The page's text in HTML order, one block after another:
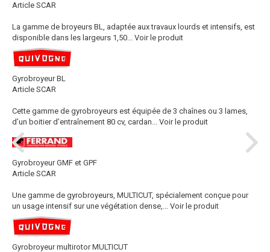
Article SCAR
La gamme de broyeurs BL, adaptée aux travaux lourds et intensifs, est
disponible dans les largeurs 1,50... Voir le produit
Gyrobroyeur BL
Article SCAR
Cette gamme de gyrobroyeurs est équipée de 3 chaînes ou 3 lames,
d’un boitier d’entraînement 80 cv, cardan... Voir le produit
Gyrobroyeur GMF et GPF
Article SCAR
Une gamme de gyrobroyeurs, MULTICUT, spécialement conçue pour
un usage intensif sur une végétation dense,... Voir le produit
Gyrobroyeur multirotor MULTICUT